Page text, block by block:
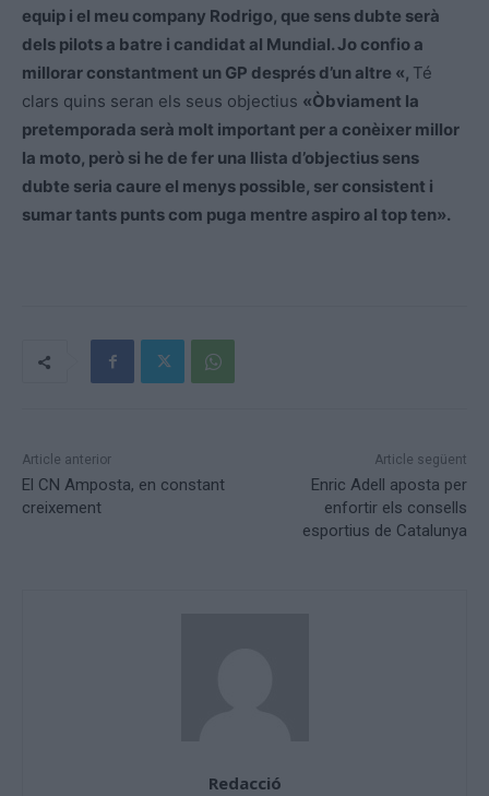
equip i el meu company Rodrigo, que sens dubte serà
dels pilots a batre i candidat al Mundial. Jo confio a
millorar constantment un GP després d’un altre «, Té
clars quins seran els seus objectius «Òbviament la
pretemporada serà molt important per a conèixer millor
la moto, però si he de fer una llista d’objectius sens
dubte seria caure el menys possible, ser consistent i
sumar tants punts com puga mentre aspiro al top ten».
Article anterior
El CN Amposta, en constant
creixement
Article següent
Enric Adell aposta per
enfortir els consells
esportius de Catalunya
Redacció